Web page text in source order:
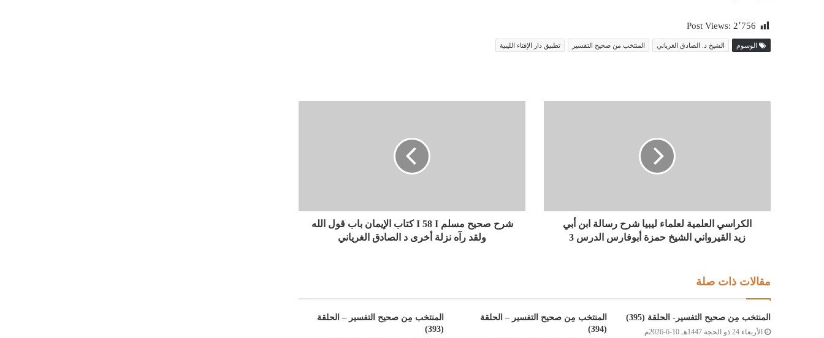
Post Views: 2٬756
الوسوم الشيخ د. الصادق الغرياني المنتخب من صحيح التفسير تطبيق دار الإفتاء الليبية
الكراسي العلمية لعلماء ليبيا شرح رسالة ابن أبي
زيد القيرواني الشيخ حمزة أبوفارس الدرس 3
شرح صحيح مسلم I 58 I كتاب الإيمان باب قول الله
ولقد رآه نزلة أخرى د الصادق الغرياني
مقالات ذات صلة
المنتخب مِن صحيح التفسير- الحلقة (395)
الأربعاء 24 ذو الحجة 1447هـ 10-6-2026م
المنتخب مِن صحيح التفسير – الحلقة
(394)
المنتخب مِن صحيح التفسير – الحلقة
(393)